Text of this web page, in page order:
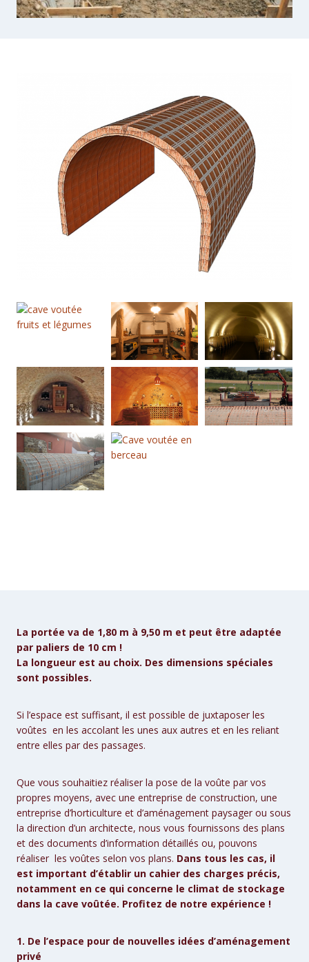
La portée va de 1,80 m à 9,50 m et peut être adaptée
par paliers de 10 cm !
La longueur est au choix. Des dimensions spéciales
sont possibles.
Si l’espace est suffisant, il est possible de juxtaposer les
voûtes en les accolant les unes aux autres et en les reliant
entre elles par des passages.
Que vous souhaitiez réaliser la pose de la voûte par vos
propres moyens, avec une entreprise de construction, une
entreprise d’horticulture et d’aménagement paysager ou sous
la direction d’un architecte, nous vous fournissons des plans
et des documents d’information détaillés ou, pouvons
réaliser les voûtes selon vos plans. Dans tous les cas, il
est important d’établir un cahier des charges précis,
notamment en ce qui concerne le climat de stockage
dans la cave voûtée. Profitez de notre expérience !
1. De l’espace pour de nouvelles idées d’aménagement
privé